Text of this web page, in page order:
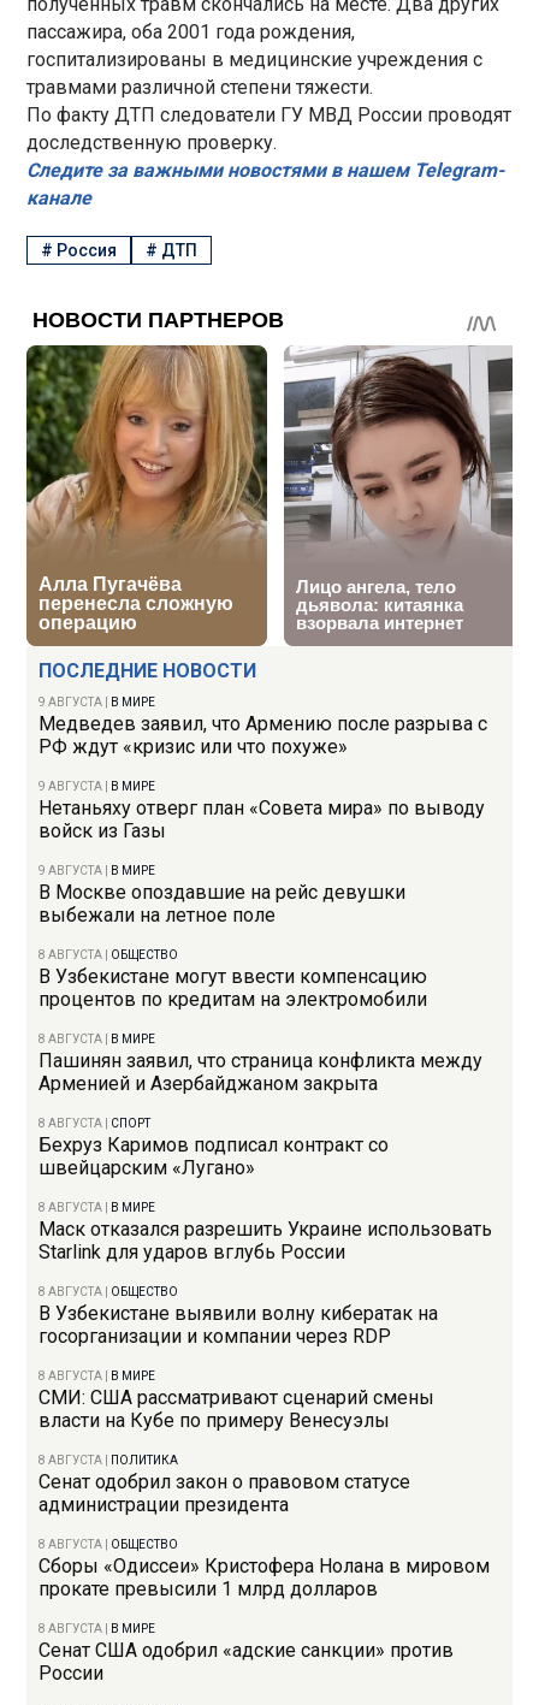
ПОСЛЕДНИЕ НОВОСТИ
9 АВГУСТА В МИРЕ
Медведев заявил, что Армению после разрыва с
РФ ждут «кризис или что похуже»
9 АВГУСТА В МИРЕ
Нетаньяху отверг план «Совета мира» по выводу
войск из Газы
9 АВГУСТА В МИРЕ
В Москве опоздавшие на рейс девушки
выбежали на летное поле
8 АВГУСТА ОБЩЕСТВО
В Узбекистане могут ввести компенсацию
процентов по кредитам на электромобили
8 АВГУСТА В МИРЕ
Пашинян заявил, что страница конфликта между
Арменией и Азербайджаном закрыта
8 АВГУСТА СПОРТ
Бехруз Каримов подписал контракт со
швейцарским «Лугано»
8 АВГУСТА В МИРЕ
Маск отказался разрешить Украине использовать
Starlink для ударов вглубь России
8 АВГУСТА ОБЩЕСТВО
В Узбекистане выявили волну кибератак на
госорганизации и компании через RDP
8 АВГУСТА В МИРЕ
СМИ: США рассматривают сценарий смены
власти на Кубе по примеру Венесуэлы
8 АВГУСТА ПОЛИТИКА
Сенат одобрил закон о правовом статусе
администрации президента
8 АВГУСТА ОБЩЕСТВО
Сборы «Одиссеи» Кристофера Нолана в мировом
прокате превысили 1 млрд долларов
8 АВГУСТА В МИРЕ
Сенат США одобрил «адские санкции» против
России
пассажира, оба 2001 года рождения,
госпитализированы в медицинские учреждения с
травмами различной степени тяжести.
По факту ДТП следователи ГУ МВД России проводят
доследственную проверку.
Следите за важными новостями в нашем Telegram-
канале
# Россия # ДТП